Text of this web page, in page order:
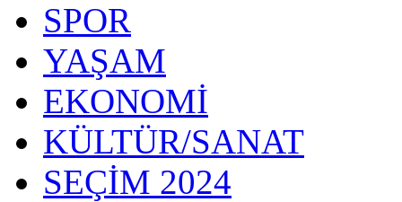
SPOR
YAŞAM
EKONOMİ
KÜLTÜR/SANAT
SEÇİM 2024